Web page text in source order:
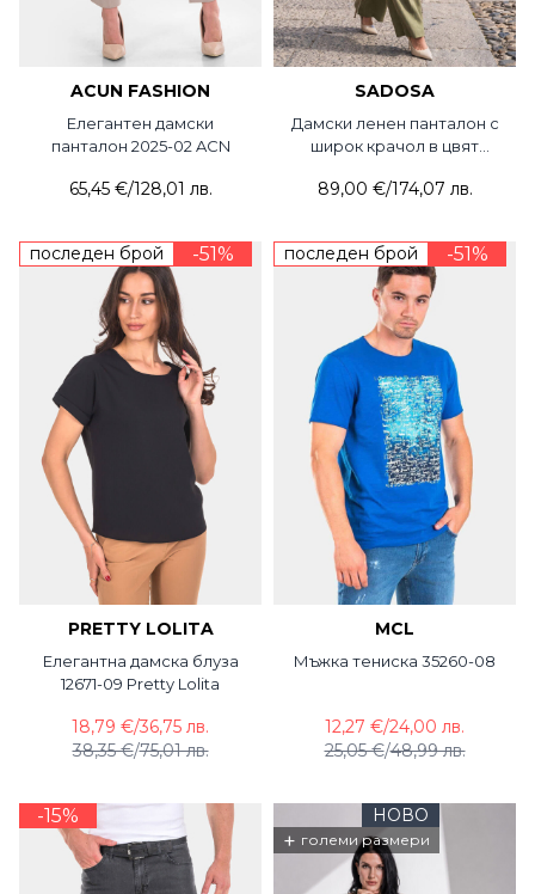
ACUN FASHION
Елегантен дамски
панталон 2025-02 ACN
65,45 €/128,01 лв.
SADOSA
Дамски ленен панталон с
широк крачол в цвят
89,00 €/174,07 лв.
последен брой -51%
PRETTY LOLITA
Елегантна дамска блуза
12671-09 Pretty Lolita
38,35 €/75,01 лв.
18,79 €/36,75 лв.
последен брой -51%
MCL
Мъжка тениска 35260-08
25,05 €/48,99 лв.
12,27 €/24,00 лв.
-15% НОВО
+ големи размери